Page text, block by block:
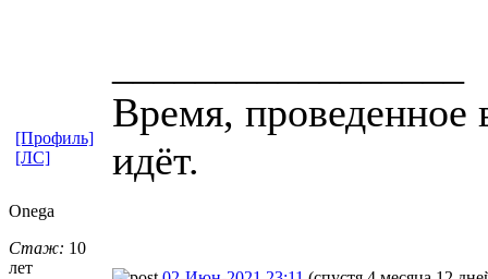
Время, проведенное
идёт.
[Профиль]
[ЛС]
Onega
Стаж: 10
лет